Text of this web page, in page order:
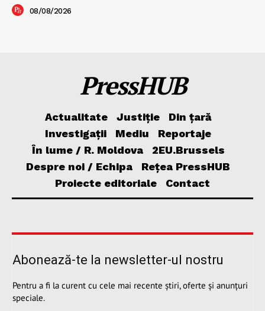
08/08/2026
PressHUB
Actualitate Justiție
Din țară
Investigații
Mediu
Reportaje
În lume / R. Moldova
2EU.Brussels
Despre noi / Echipa
Rețea PressHUB
Proiecte editoriale
Contact
Abonează-te la newsletter-ul nostru
Pentru a fi la curent cu cele mai recente știri, oferte și anunțuri
speciale.